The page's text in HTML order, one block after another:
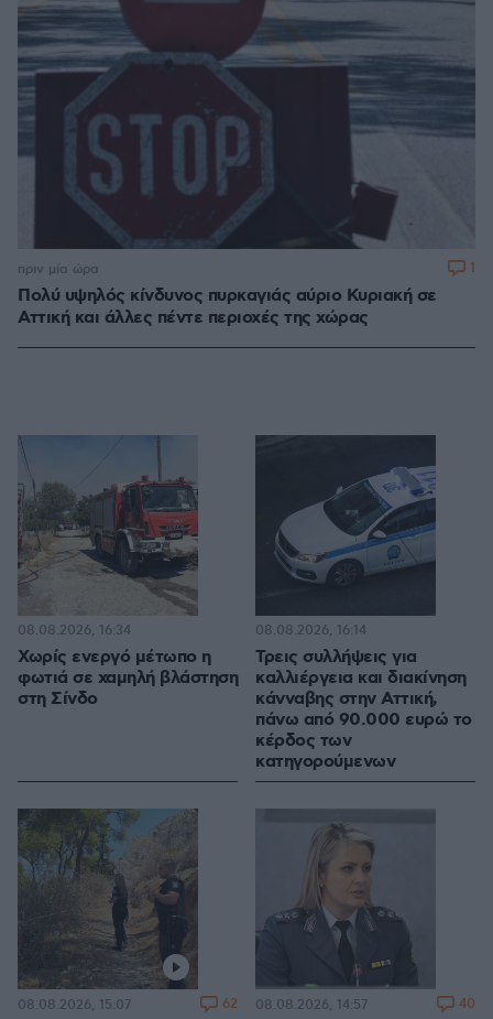
Πολύ υψηλός κίνδυνος πυρκαγιάς αύριο Κυριακή σε
Αττική και άλλες πέντε περιοχές της χώρας
πριν μία ώρα 1
Χωρίς ενεργό μέτωπο η
φωτιά σε χαμηλή βλάστηση
στη Σίνδο
08.08.2026, 16:34
Τρεις συλλήψεις για
καλλιέργεια και διακίνηση
κάνναβης στην Αττική,
πάνω από 90.000 ευρώ το
κέρδος των
κατηγορούμενων
08.08.2026, 16:14
08.08.2026, 15:07 62 08.08.2026, 14:57 40